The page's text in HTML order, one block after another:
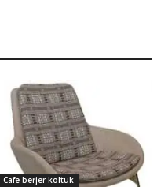
Cafe berjer koltuk